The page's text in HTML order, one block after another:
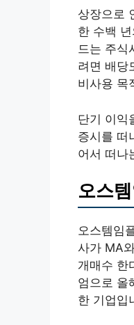
상장으로
한 수백
드는 주식
려면 배당
비사용 목
단기 이익
증시를 떠
어서 떠나
오스
오스템임
사가 MA
개매수 한
엄으로 올
한 기업입